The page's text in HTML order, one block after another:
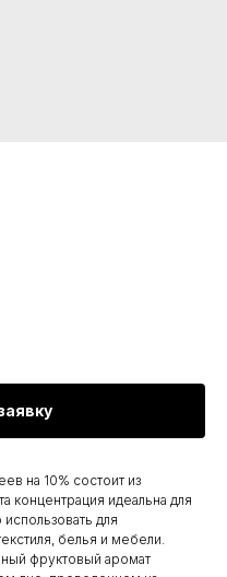
на 10% состоит из
концентрация идеальна для
для
белья и мебели.
фруктовый аромат